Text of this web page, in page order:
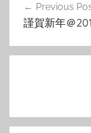
稿
ビ
シ
Previous
謹賀新年＠